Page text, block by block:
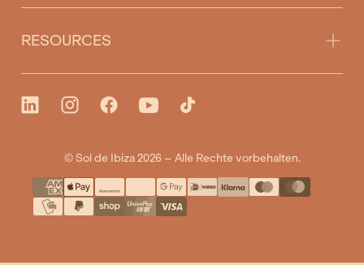
RESOURCES
© Sol de Ibiza 2026 – Alle Rechte vorbehalten.
{"title"=>"Zahlungsarten"}